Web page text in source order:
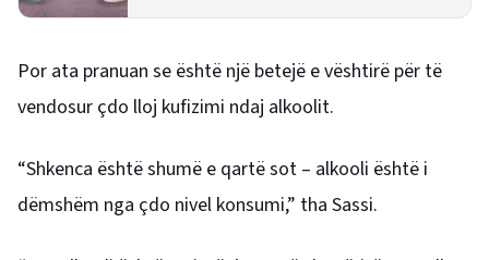
Por ata pranuan se është një betejë e vështirë për të
vendosur çdo lloj kufizimi ndaj alkoolit.
“Shkenca është shumë e qartë sot – alkooli është i
dëmshëm nga çdo nivel konsumi,” tha Sassi.